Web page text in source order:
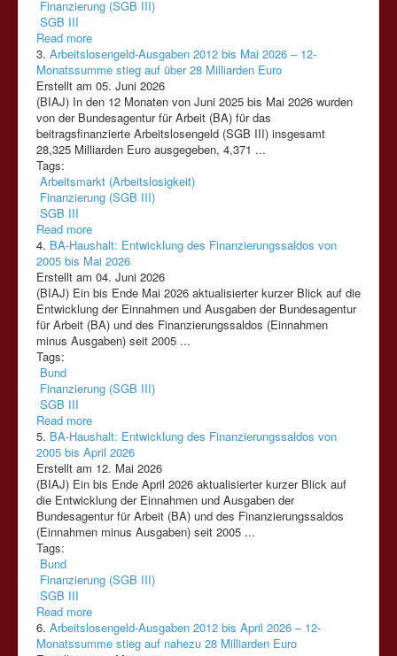
Finanzierung (SGB III)
SGB III
Read more
3. Arbeitslosengeld-Ausgaben 2012 bis Mai 2026 – 12-
Monatssumme stieg auf über 28 Milliarden Euro
Erstellt am 05. Juni 2026
(BIAJ) In den 12 Monaten von Juni 2025 bis Mai 2026 wurden
von der Bundesagentur für Arbeit (BA) für das
beitragsfinanzierte Arbeitslosengeld (SGB III) insgesamt
28,325 Milliarden Euro ausgegeben, 4,371 ...
Tags:
Arbeitsmarkt (Arbeitslosigkeit)
Finanzierung (SGB III)
SGB III
Read more
4. BA-Haushalt: Entwicklung des Finanzierungssaldos von
2005 bis Mai 2026
Erstellt am 04. Juni 2026
(BIAJ) Ein bis Ende Mai 2026 aktualisierter kurzer Blick auf die
Entwicklung der Einnahmen und Ausgaben der Bundesagentur
für Arbeit (BA) und des Finanzierungssaldos (Einnahmen
minus Ausgaben) seit 2005 ...
Tags:
Bund
Finanzierung (SGB III)
SGB III
Read more
5. BA-Haushalt: Entwicklung des Finanzierungssaldos von
2005 bis April 2026
Erstellt am 12. Mai 2026
(BIAJ) Ein bis Ende April 2026 aktualisierter kurzer Blick auf
die Entwicklung der Einnahmen und Ausgaben der
Bundesagentur für Arbeit (BA) und des Finanzierungssaldos
(Einnahmen minus Ausgaben) seit 2005 ...
Tags:
Bund
Finanzierung (SGB III)
SGB III
Read more
6. Arbeitslosengeld-Ausgaben 2012 bis April 2026 – 12-
Monatssumme stieg auf nahezu 28 Milliarden Euro